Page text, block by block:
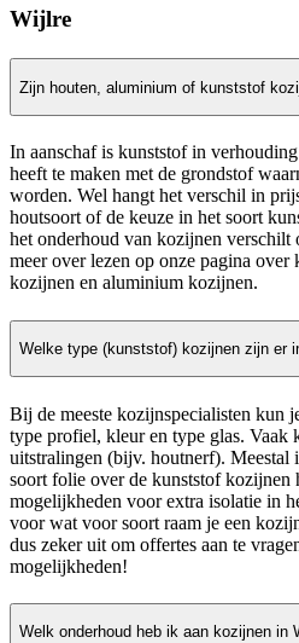
Wijlre
Zijn houten, aluminium of kunststof
In aanschaf is kunststof in
heeft te maken met de grondstof
worden. Wel hangt het verschil in
houtsoort of de keuze in het soort
het onderhoud van kozijnen verschilt
meer over lezen op onze pagina
kozijnen en aluminium kozijnen.
Welke type (kunststof) kozijnen zijn er
Bij de meeste kozijnspecialisten kun
type profiel, kleur en type glas. Vaak
uitstralingen (bijv. houtnerf). Meestal
soort folie over de kunststof kozijnen
mogelijkheden voor extra isolatie in
voor wat voor soort raam je een
dus zeker uit om offertes aan te
mogelijkheden!
Welk onderhoud heb ik aan kozijnen in